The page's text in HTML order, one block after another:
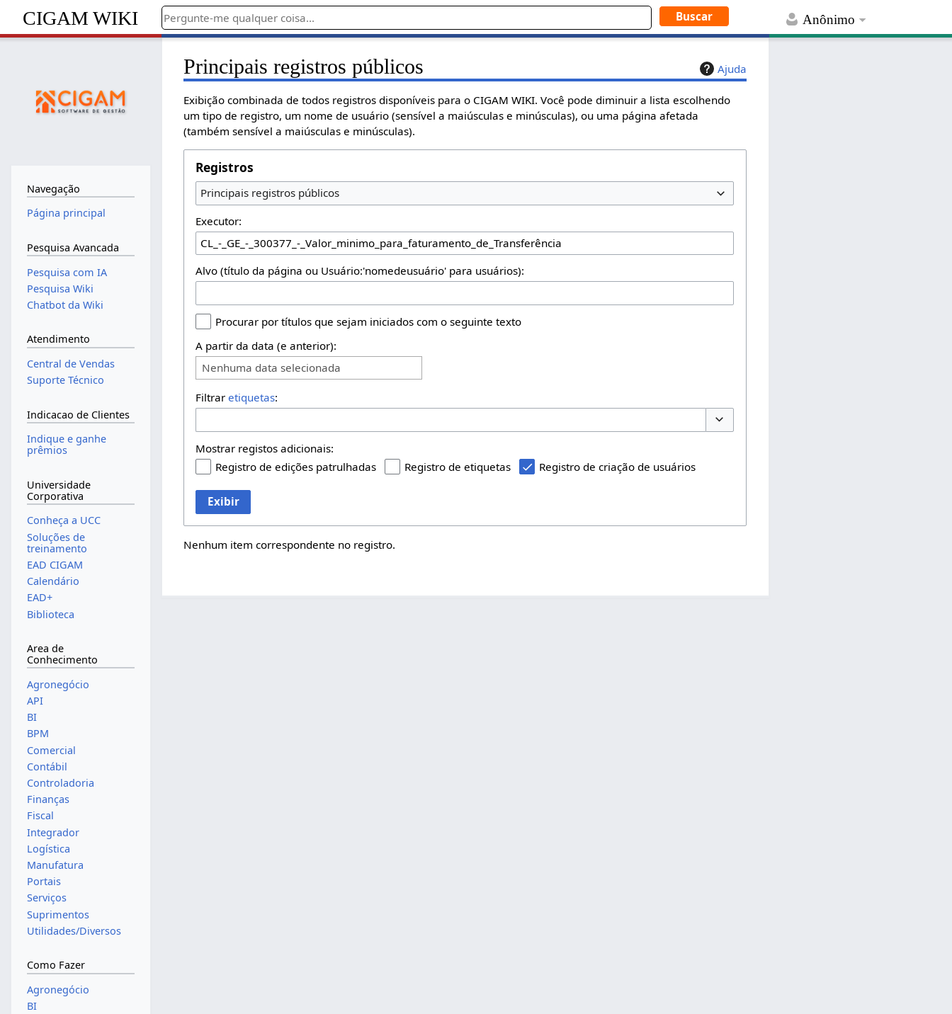
Anônimo
CIGAM WIKI
Ajuda
Principais registros públicos
Exibição combinada de todos registros disponíveis para o CIGAM WIKI. Você pode diminuir a lista escolhendo
um tipo de registro, um nome de usuário (sensível a maiúsculas e minúsculas), ou uma página afetada
(também sensível a maiúsculas e minúsculas).
Registros
Principais registros públicos
Executor:
Alvo (título da página ou Usuário:'nomedeusuário' para usuários):
Procurar por títulos que sejam iniciados com o seguinte texto
A partir da data (e anterior):
Nenhuma data selecionada
Filtraretiquetas:
Mostrar registos adicionais:
Registro de edições patrulhadas
Registro de etiquetas Registro de criação de usuários
Exibir
Nenhum item correspondente no registro.
Navegação
Página principal
Pesquisa Avancada
Pesquisa com IA
Pesquisa Wiki
Chatbot da Wiki
Atendimento
Central de Vendas
Suporte Técnico
Indicacao de Clientes
Indique e ganhe
prêmios
Universidade
Corporativa
Conheça a UCC
Soluções de
treinamento
EAD CIGAM
Calendário
EAD+
Biblioteca
Area de
Conhecimento
Agronegócio
API
BI
BPM
Comercial
Contábil
Controladoria
Finanças
Fiscal
Integrador
Logística
Manufatura
Portais
Serviços
Suprimentos
Utilidades/Diversos
Como Fazer
Agronegócio
BI